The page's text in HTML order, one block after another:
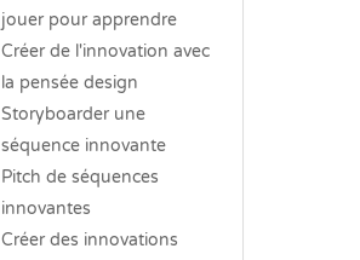
jouer pour apprendre
Créer de l'innovation avec
la pensée design
Storyboarder une
séquence innovante
Pitch de séquences
innovantes
Créer des innovations